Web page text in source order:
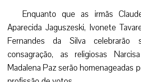
Enquanto que as irmãs
Aparecida Jaguszeski, Ivonete
Fernandes da Silva
consagração, as religiosas
Madalena Paz serão homenageadas